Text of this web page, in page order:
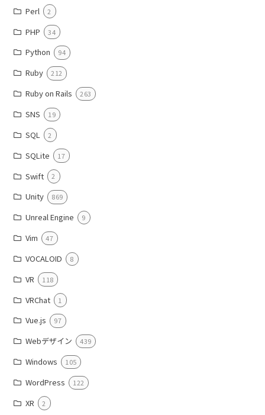
Perl 2
PHP 34
Python 94
Ruby 212
Ruby on Rails 263
SNS 19
SQL 2
SQLite 17
Swift 2
Unity 869
Unreal Engine 9
Vim 47
VOCALOID 8
VR 118
VRChat 1
Vue.js 97
Webデザイン 439
Windows 105
WordPress 122
XR 2